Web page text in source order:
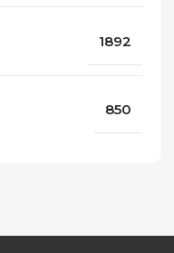
1892
850